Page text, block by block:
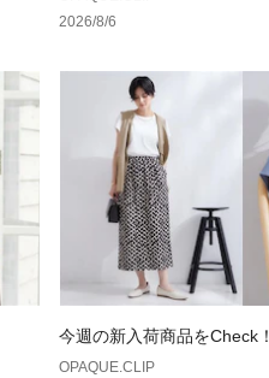
2026/8/6
今週の新入荷商品をCheck！
OPAQUE.CLIP